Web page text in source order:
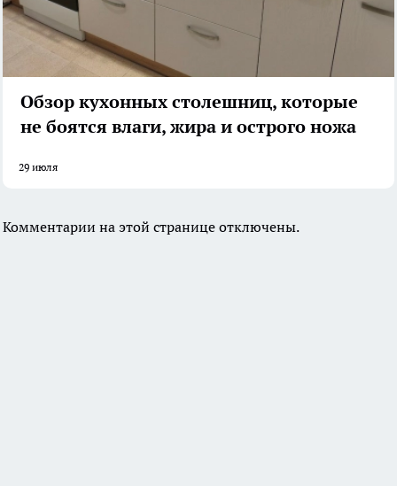
Обзор кухонных столешниц, которые
не боятся влаги, жира и острого ножа
29 июля
Комментарии на этой странице отключены.